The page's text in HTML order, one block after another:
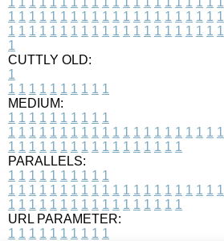
1 1 1 1 1 1 1 1 1 1 1 1 1 1 1 1 1 1 1 1 1
1 1 1 1 1 1 1 1 1 1 1 1 1 1 1 1 1 1 1 1 1
1
CUTTLY OLD:
1
1 1 1 1 1 1 1 1 1 1
MEDIUM:
1 1 1 1 1 1 1 1 1 1
1 1 1 1 1 1 1 1 1 1 1 1 1 1 1 1 1 1 1 1 1
1 1 1 1 1 1 1 1 1 1 1 1 1 1 1 1 1
PARALLELS:
1 1 1 1 1 1 1 1 1 1
1 1 1 1 1 1 1 1 1 1 1 1 1 1 1 1 1 1 1 1 1
1 1 1 1 1 1 1 1 1 1 1 1 1 1 1 1 1
URL PARAMETER:
1 1 1 1 1 1 1 1 1 1